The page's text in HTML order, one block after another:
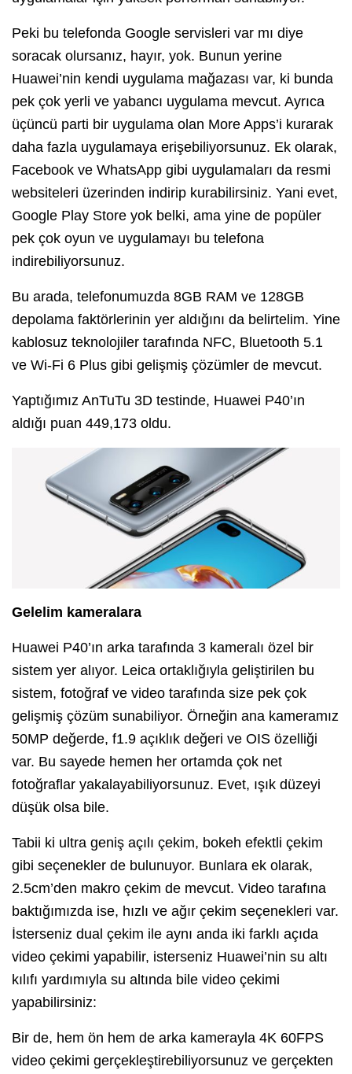
Peki bu telefonda Google servisleri var mı diye
soracak olursanız, hayır, yok. Bunun yerine
Huawei’nin kendi uygulama mağazası var, ki bunda
pek çok yerli ve yabancı uygulama mevcut. Ayrıca
üçüncü parti bir uygulama olan More Apps’i kurarak
daha fazla uygulamaya erişebiliyorsunuz. Ek olarak,
Facebook ve WhatsApp gibi uygulamaları da resmi
websiteleri üzerinden indirip kurabilirsiniz. Yani evet,
Google Play Store yok belki, ama yine de popüler
pek çok oyun ve uygulamayı bu telefona
indirebiliyorsunuz.
Bu arada, telefonumuzda 8GB RAM ve 128GB
depolama faktörlerinin yer aldığını da belirtelim. Yine
kablosuz teknolojiler tarafında NFC, Bluetooth 5.1
ve Wi-Fi 6 Plus gibi gelişmiş çözümler de mevcut.
Yaptığımız AnTuTu 3D testinde, Huawei P40’ın
aldığı puan 449,173 oldu.
Gelelim kameralara
Huawei P40’ın arka tarafında 3 kameralı özel bir
sistem yer alıyor. Leica ortaklığıyla geliştirilen bu
sistem, fotoğraf ve video tarafında size pek çok
gelişmiş çözüm sunabiliyor. Örneğin ana kameramız
50MP değerde, f1.9 açıklık değeri ve OIS özelliği
var. Bu sayede hemen her ortamda çok net
fotoğraflar yakalayabiliyorsunuz. Evet, ışık düzeyi
düşük olsa bile.
Tabii ki ultra geniş açılı çekim, bokeh efektli çekim
gibi seçenekler de bulunuyor. Bunlara ek olarak,
2.5cm’den makro çekim de mevcut. Video tarafına
baktığımızda ise, hızlı ve ağır çekim seçenekleri var.
İsterseniz dual çekim ile aynı anda iki farklı açıda
video çekimi yapabilir, isterseniz Huawei’nin su altı
kılıfı yardımıyla su altında bile video çekimi
yapabilirsiniz:
Bir de, hem ön hem de arka kamerayla 4K 60FPS
video çekimi gerçekleştirebiliyorsunuz ve gerçekten